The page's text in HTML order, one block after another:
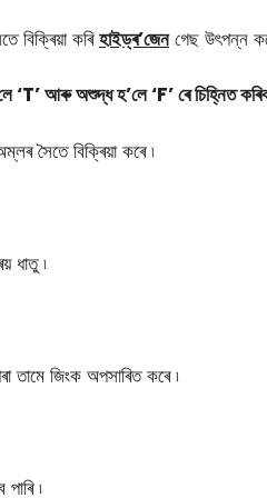
বিক্ৰিয়া কৰিহাইড্ৰ’জেনগেছ উৎপন্ন
‘T’ আৰু অশুদ্ধ হ’লে ‘F’ ৰে চিহ্নিত
সৈতে বিক্ৰিয়া কৰে ৷
ধাতু ৷
তামে জিংক অপসাৰিত কৰে ৷
৷